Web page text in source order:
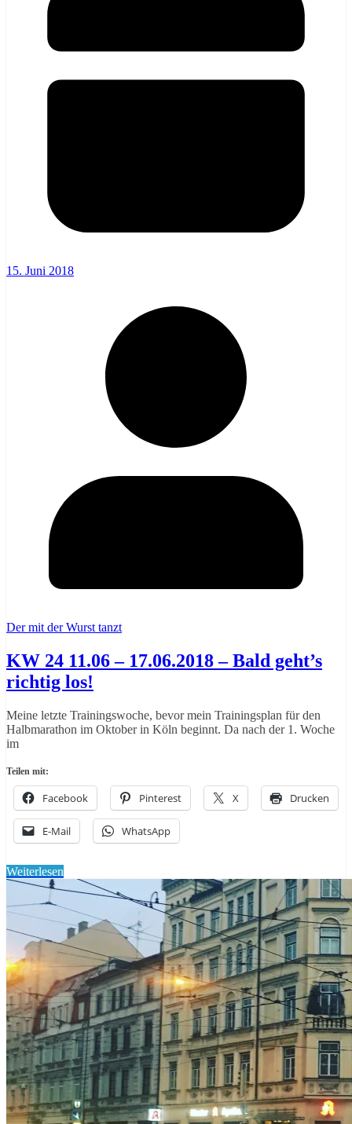
15. Juni 2018
Der mit der Wurst tanzt
KW 24 11.06 – 17.06.2018 – Bald geht’s
richtig los!
Meine letzte Trainingswoche, bevor mein Trainingsplan für den
Halbmarathon im Oktober in Köln beginnt. Da nach der 1. Woche
im
Teilen mit:
Facebook Pinterest X Drucken
E-Mail WhatsApp
Weiterlesen